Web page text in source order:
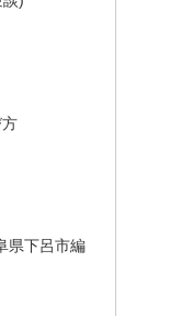
県下呂市編